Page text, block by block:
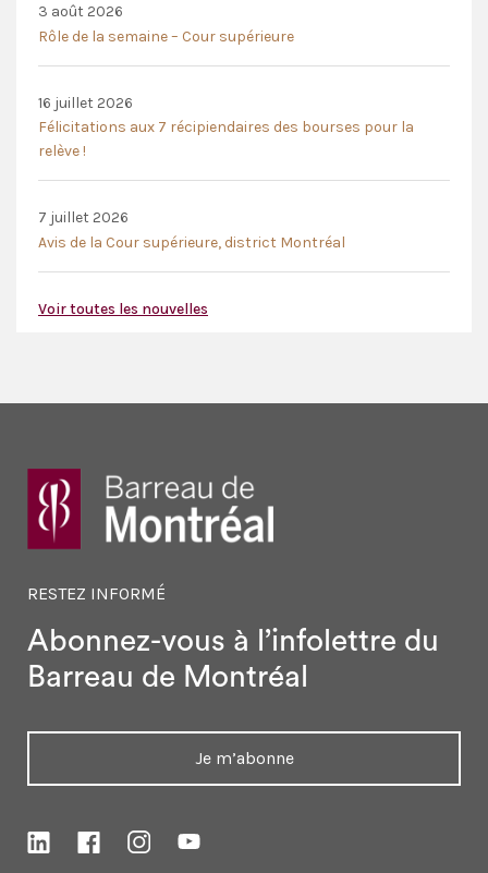
3 août 2026
Rôle de la semaine – Cour supérieure
16 juillet 2026
Félicitations aux 7 récipiendaires des bourses pour la
relève !
7 juillet 2026
Avis de la Cour supérieure, district Montréal
Voir toutes les nouvelles
RESTEZ INFORMÉ
Abonnez-vous à l’infolettre du
Barreau de Montréal
Je m’abonne